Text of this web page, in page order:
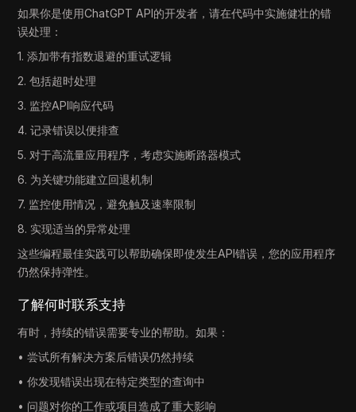
如果你是使用ChatGPT API的开发者，请在代码中实施健壮的错
误处理：
1. 添加带有指数退避的重试逻辑
2. 包括超时处理
3. 监控API响应代码
4. 记录错误以便排查
5. 对于高流量应用程序，考虑实施断路器模式
6. 为关键功能建立回退机制
7. 监控使用情况，避免触及速率限制
8. 实现适当的异常处理
这些编程最佳实践可以帮助确保即使发生API错误，您的应用程序
仍然保持弹性。
了解何时联系支持
有时，持续的错误需要专业的帮助。如果：
• 尝试所有解决方案后错误仍然持续
• 你发现错误出现在特定类型的查询中
• 问题对你的工作或项目造成了重大影响